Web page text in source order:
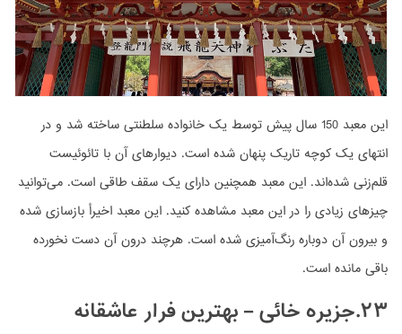
این معبد 150 سال پیش توسط یک خانواده سلطنتی ساخته شد و در
انتهای یک کوچه تاریک پنهان شده است. دیوارهای آن با تائوئیست
قلم‌زنی شده‌اند. این معبد همچنین دارای یک سقف طاقی است. می‌توانید
چیزهای زیادی را در این معبد مشاهده کنید. این معبد اخیرأ بازسازی شده
و بیرون آن دوباره رنگ‌آمیزی شده است. هرچند درون آن دست نخورده
باقی مانده است.
۲۳.جزیره خائی – بهترین فرار عاشقانه